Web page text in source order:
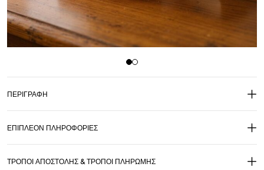
ΠΕΡΙΓΡΑΦΉ
ΕΠΙΠΛΈΟΝ ΠΛΗΡΟΦΟΡΊΕΣ
ΤΡΌΠΟΙ ΑΠΟΣΤΟΛΉΣ & ΤΡΌΠΟΙ ΠΛΗΡΩΜΉΣ